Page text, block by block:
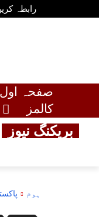
رابطہ
صفحہ اول
کالمز
بریکنگ نیوز
ہوم